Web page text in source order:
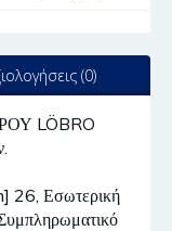
(0)
LÖBRO
26, Εσωτερική